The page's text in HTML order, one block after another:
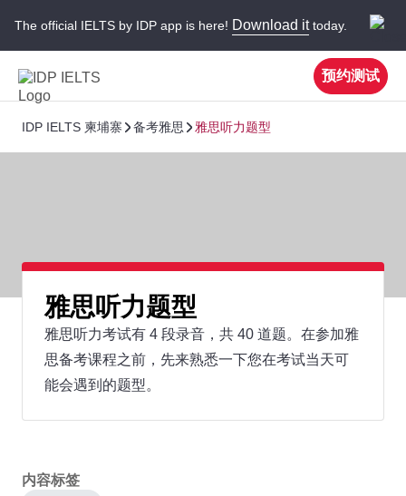
The official IELTS by IDP app is here! Download ittoday.
预约测试
IDP IELTS 柬埔寨 备考雅思 雅思听力题型
雅思听力题型
雅思听力考试有 4 段录音，共 40 道题。在参加雅
思备考课程之前，先来熟悉一下您在考试当天可
能会遇到的题型。
内容标签